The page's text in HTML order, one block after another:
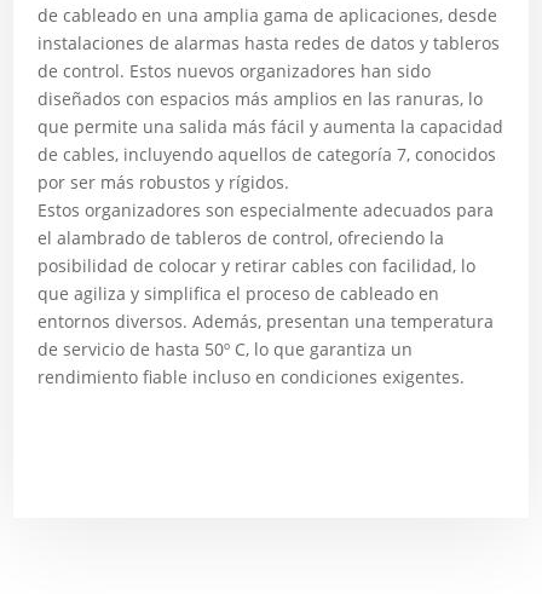
de cableado en una amplia gama de aplicaciones, desde
instalaciones de alarmas hasta redes de datos y tableros
de control. Estos nuevos organizadores han sido
diseñados con espacios más amplios en las ranuras, lo
que permite una salida más fácil y aumenta la capacidad
de cables, incluyendo aquellos de categoría 7, conocidos
por ser más robustos y rígidos.
Estos organizadores son especialmente adecuados para
el alambrado de tableros de control, ofreciendo la
posibilidad de colocar y retirar cables con facilidad, lo
que agiliza y simplifica el proceso de cableado en
entornos diversos. Además, presentan una temperatura
de servicio de hasta 50º C, lo que garantiza un
rendimiento fiable incluso en condiciones exigentes.